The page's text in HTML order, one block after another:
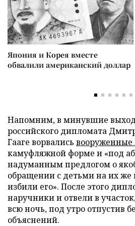
Япония и Корея вместе
обвалили американский доллар
Напомним, в минувшие
российского дипломата
Гааге ворвались
камуфляжной форме и «под
надуманным предлогом о
обращении с детьми на их же
избили его». После этого
наручники и отвели в
всю ночь, под утро отпустив
объяснений.